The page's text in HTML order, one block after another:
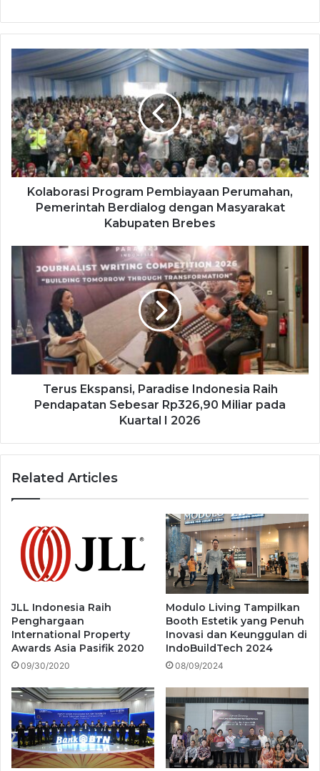
Kolaborasi Program Pembiayaan Perumahan,
Pemerintah Berdialog dengan Masyarakat
Kabupaten Brebes
Terus Ekspansi, Paradise Indonesia Raih
Pendapatan Sebesar Rp326,90 Miliar pada
Kuartal I 2026
Related Articles
JLL Indonesia Raih
Penghargaan
International Property
Awards Asia Pasifik 2020
09/30/2020
Modulo Living Tampilkan
Booth Estetik yang Penuh
Inovasi dan Keunggulan di
IndoBuildTech 2024
08/09/2024